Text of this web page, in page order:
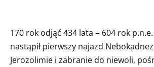
170 rok odjąć 434 lata = 604 rok
nastąpił pierwszy najazd
Jerozolimie i zabranie do niewoli,